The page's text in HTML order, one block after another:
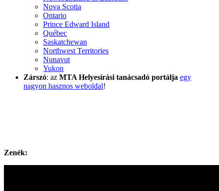
Nova Scotia
Ontario
Prince Edward Island
Québec
Saskatchewan
Northwest Territories
Nunavut
Yukon
Zárszó: az MTA Helyesírási tanácsadó portálja egy
nagyon hasznos weboldal!
Zenék: